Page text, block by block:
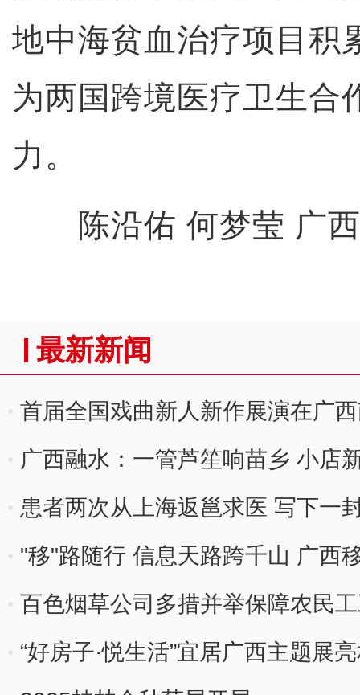
地中海贫血治疗项目积
为两国跨境医疗卫生合
力。
陈沿佑 何梦莹 广西
最新新闻
首届全国戏曲新人新作展演在广
广西融水：一管芦笙响苗乡 小店
患者两次从上海返邕求医 写下一
"移"路随行 信息天路跨千山 广西
百色烟草公司多措并举保障农民
“好房子·悦生活”宜居广西主题展